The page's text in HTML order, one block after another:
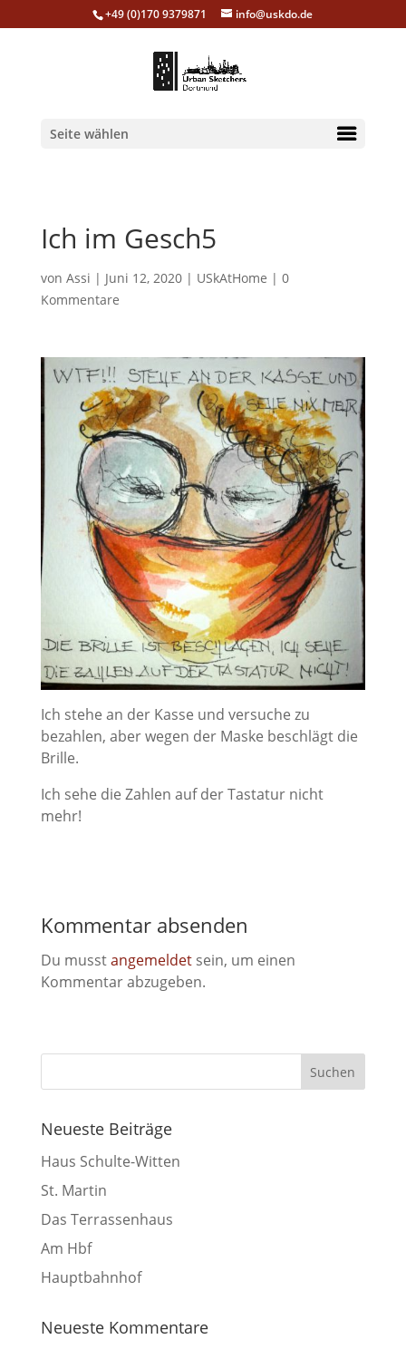
+49 (0)170 9379871 info@uskdo.de
Seite wählen
Ich im Gesch5
von Assi | Juni 12, 2020| USkAtHome | 0
Kommentare
Ich stehe an der Kasse und versuche zu
bezahlen, aber wegen der Maske beschlägt die
Brille.
Ich sehe die Zahlen auf der Tastatur nicht
mehr!
Kommentar absenden
Du musstangemeldetsein, um einen
Kommentar abzugeben.
Neueste Beiträge
Haus Schulte-Witten
St. Martin
Das Terrassenhaus
Am Hbf
Hauptbahnhof
Neueste Kommentare